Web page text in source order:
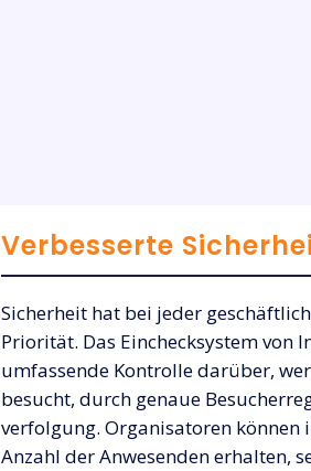
Verbesserte
Sicherheit hat bei jeder
Priorität. Das Einchecksystem von
umfassende Kontrolle darüber,
besucht, durch genaue
verfolgung. Organisatoren können
Anzahl der Anwesenden erhalten,